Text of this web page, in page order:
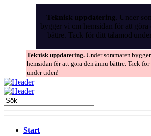
Teknisk uppdatering. Under
bygger vi om hemsidan för att göra
bättre. Tack för ditt tålamod
Teknisk uppdatering. Under sommaren
hemsidan för att göra den ännu bättre. Tack
under tiden!
Start